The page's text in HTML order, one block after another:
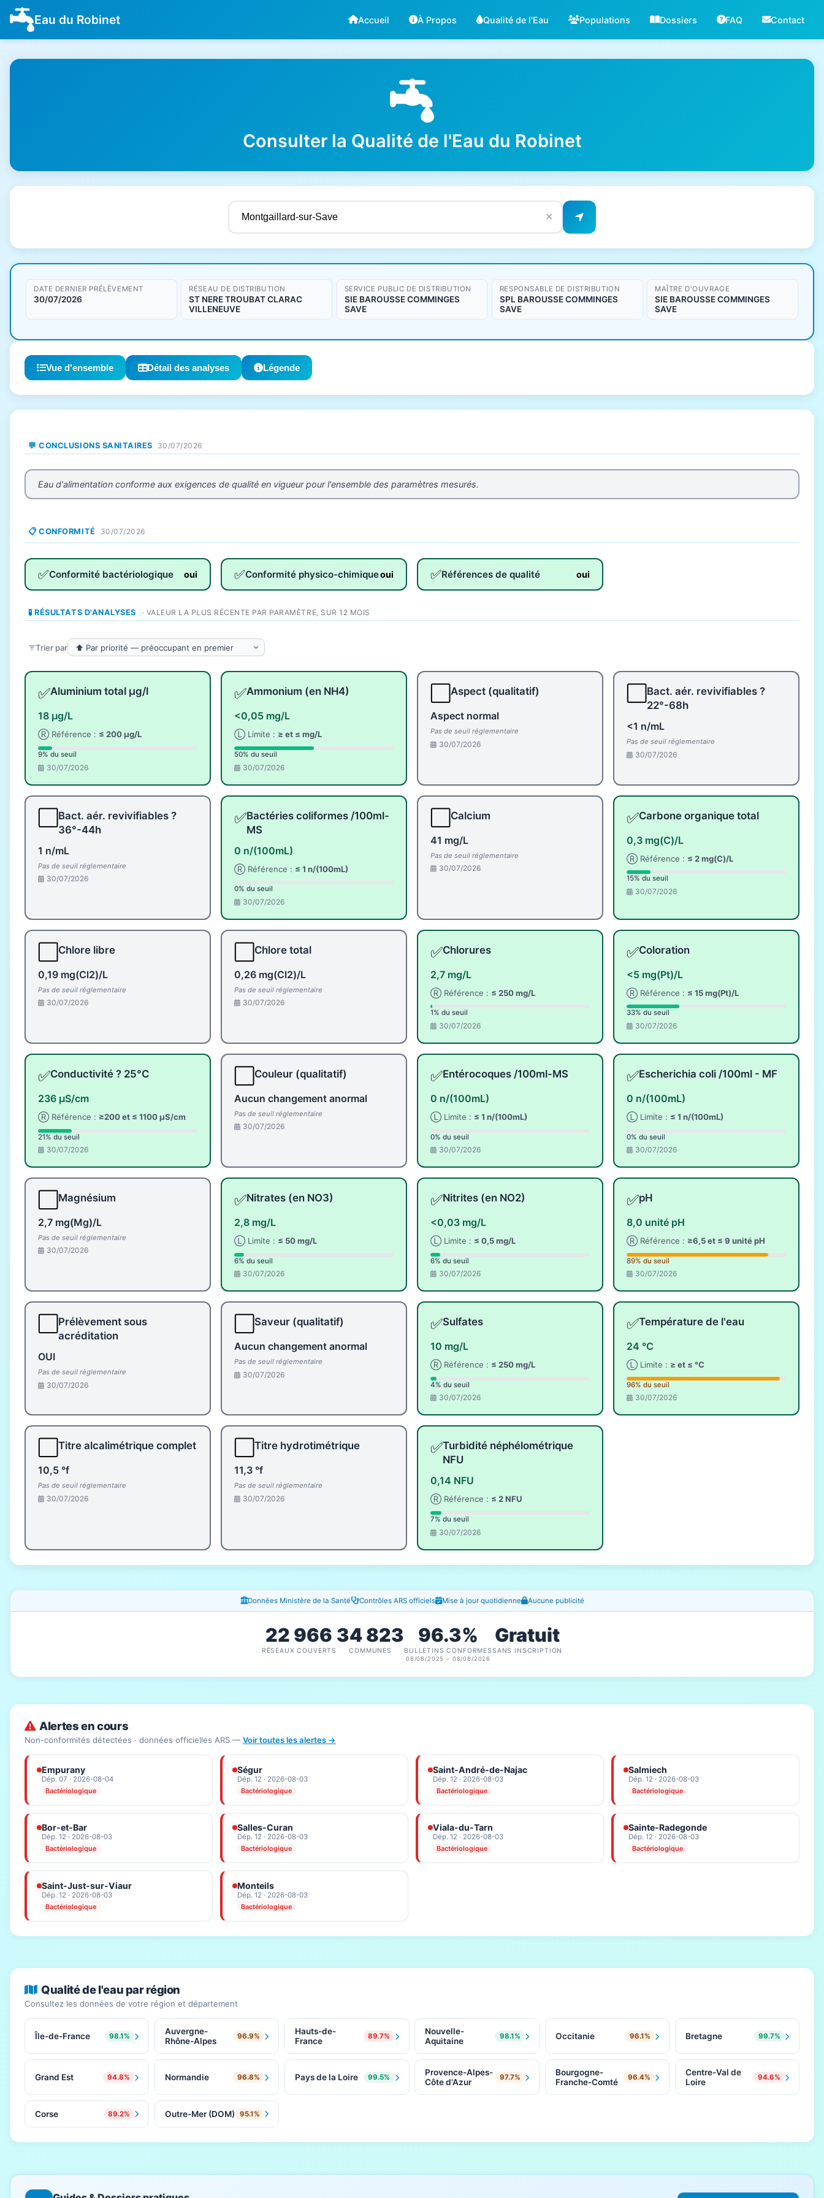
Eau du Robinet Accueil À Propos Qualité de l'Eau Populations Dossiers FAQ Contact
Consulter la Qualité de l'Eau du Robinet
✕
Résultats de qualité de l'eau
DATE DERNIER PRÉLÈVEMENT
30/07/2026
RÉSEAU DE DISTRIBUTION
ST NERE TROUBAT CLARAC
VILLENEUVE
SERVICE PUBLIC DE DISTRIBUTION
SIE BAROUSSE COMMINGES
SAVE
RESPONSABLE DE DISTRIBUTION
SPL BAROUSSE COMMINGES
SAVE
MAÎTRE D'OUVRAGE
SIE BAROUSSE COMMINGES
SAVE
Vue d'ensemble Détail des analyses Légende
💬 CONCLUSIONS SANITAIRES 30/07/2026
Eau d'alimentation conforme aux exigences de qualité en vigueur pour l'ensemble des paramètres mesurés.
📋 CONFORMITÉ 30/07/2026
✅Conformité bactériologique oui ✅Conformité physico-chimiqueoui ✅Références de qualité oui
🧪 RÉSULTATS D'ANALYSES · VALEUR LA PLUS RÉCENTE PAR PARAMÈTRE, SUR 12 MOIS
Trier par
✅Aluminium total µg/l
18 µg/L
Ⓡ Référence : ≤ 200 µg/L
9% du seuil
30/07/2026
✅Ammonium (en NH4)
<0,05 mg/L
Ⓛ Limite : ≥ et ≤ mg/L
50% du seuil
30/07/2026
Aspect (qualitatif)
Aspect normal
Pas de seuil réglementaire
30/07/2026
Bact. aér. revivifiables ?
22°-68h
<1 n/mL
Pas de seuil réglementaire
30/07/2026
Bact. aér. revivifiables ?
36°-44h
1 n/mL
Pas de seuil réglementaire
30/07/2026
✅Bactéries coliformes /100ml-
MS
0 n/(100mL)
Ⓡ Référence : ≤ 1 n/(100mL)
0% du seuil
30/07/2026
Calcium
41 mg/L
Pas de seuil réglementaire
30/07/2026
✅Carbone organique total
0,3 mg(C)/L
Ⓡ Référence : ≤ 2 mg(C)/L
15% du seuil
30/07/2026
Chlore libre
0,19 mg(Cl2)/L
Pas de seuil réglementaire
30/07/2026
Chlore total
0,26 mg(Cl2)/L
Pas de seuil réglementaire
30/07/2026
✅Chlorures
2,7 mg/L
Ⓡ Référence : ≤ 250 mg/L
1% du seuil
30/07/2026
✅Coloration
<5 mg(Pt)/L
Ⓡ Référence : ≤ 15 mg(Pt)/L
33% du seuil
30/07/2026
✅Conductivité ? 25°C
236 µS/cm
Ⓡ Référence : ≥200 et ≤ 1100 µS/cm
21% du seuil
30/07/2026
Couleur (qualitatif)
Aucun changement anormal
Pas de seuil réglementaire
30/07/2026
✅Entérocoques /100ml-MS
0 n/(100mL)
Ⓛ Limite : ≤ 1 n/(100mL)
0% du seuil
30/07/2026
✅Escherichia coli /100ml - MF
0 n/(100mL)
Ⓛ Limite : ≤ 1 n/(100mL)
0% du seuil
30/07/2026
Magnésium
2,7 mg(Mg)/L
Pas de seuil réglementaire
30/07/2026
✅Nitrates (en NO3)
2,8 mg/L
Ⓛ Limite : ≤ 50 mg/L
6% du seuil
30/07/2026
✅Nitrites (en NO2)
<0,03 mg/L
Ⓛ Limite : ≤ 0,5 mg/L
6% du seuil
30/07/2026
✅pH
8,0 unité pH
Ⓡ Référence : ≥6,5 et ≤ 9 unité pH
89% du seuil
30/07/2026
Prélèvement sous
acréditation
OUI
Pas de seuil réglementaire
30/07/2026
Saveur (qualitatif)
Aucun changement anormal
Pas de seuil réglementaire
30/07/2026
✅Sulfates
10 mg/L
Ⓡ Référence : ≤ 250 mg/L
4% du seuil
30/07/2026
✅Température de l'eau
24 °C
Ⓛ Limite : ≥ et ≤ °C
96% du seuil
30/07/2026
Titre alcalimétrique complet
10,5 °f
Pas de seuil réglementaire
30/07/2026
Titre hydrotimétrique
11,3 °f
Pas de seuil réglementaire
30/07/2026
✅Turbidité néphélométrique
NFU
0,14 NFU
Ⓡ Référence : ≤ 2 NFU
7% du seuil
30/07/2026
Fenêtres d'information Données Ministère de la Santé Contrôles ARS officiels Mise à jour quotidienne Aucune publicité
22 966
RÉSEAUX COUVERTS
34 823
COMMUNES
96.3%
BULLETINS CONFORMES
08/08/2025 – 08/08/2026
Gratuit
SANS INSCRIPTION
Alertes en cours
Non-conformités détectées · données officielles ARS — Voir toutes les alertes →
Empurany
Dép. 07 · 2026-08-04
Bactériologique
Ségur
Dép. 12 · 2026-08-03
Bactériologique
Saint-André-de-Najac
Dép. 12 · 2026-08-03
Bactériologique
Salmiech
Dép. 12 · 2026-08-03
Bactériologique
Bor-et-Bar
Dép. 12 · 2026-08-03
Bactériologique
Salles-Curan
Dép. 12 · 2026-08-03
Bactériologique
Viala-du-Tarn
Dép. 12 · 2026-08-03
Bactériologique
Sainte-Radegonde
Dép. 12 · 2026-08-03
Bactériologique
Saint-Just-sur-Viaur
Dép. 12 · 2026-08-03
Bactériologique
Monteils
Dép. 12 · 2026-08-03
Bactériologique
Qualité de l'eau par région
Consultez les données de votre région et département
Île-de-France 98.1%
Auvergne-
Rhône-Alpes
96.9%
Hauts-de-
France
89.7%
Nouvelle-
Aquitaine
98.1% Occitanie 96.1% Bretagne 99.7%
Grand Est 94.8% Normandie 96.8% Pays de la Loire 99.5%
Provence-Alpes-
Côte d'Azur
97.7%
Bourgogne-
Franche-Comté
96.4%
Centre-Val de
Loire
94.6%
Corse 89.2% Outre-Mer (DOM) 95.1%